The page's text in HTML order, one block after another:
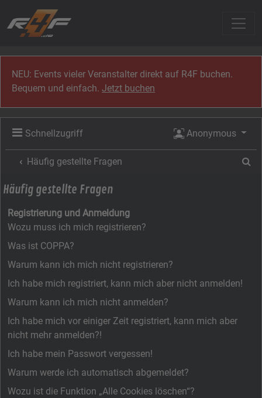
NEU: Events vieler Veranstalter direkt auf R4F buchen.
Bequem und einfach.Jetzt buchen
Schnellzugriff Anonymous
Häufig gestellte Fragen
Häufig gestellte Fragen
Registrierung und Anmeldung
Wozu muss ich mich registrieren?
Was ist COPPA?
Warum kann ich mich nicht registrieren?
Ich habe mich registriert, kann mich aber nicht anmelden!
Warum kann ich mich nicht anmelden?
Ich habe mich vor einiger Zeit registriert, kann mich aber
nicht mehr anmelden?!
Ich habe mein Passwort vergessen!
Warum werde ich automatisch abgemeldet?
Wozu ist die Funktion „Alle Cookies löschen“?